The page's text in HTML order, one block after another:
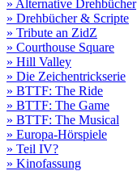
» Alternative Drehbücher
» Drehbücher & Scripte
» Tribute an ZidZ
» Courthouse Square
» Hill Valley
» Die Zeichentrickserie
» BTTF: The Ride
» BTTF: The Game
» BTTF: The Musical
» Europa-Hörspiele
» Teil IV?
» Kinofassung